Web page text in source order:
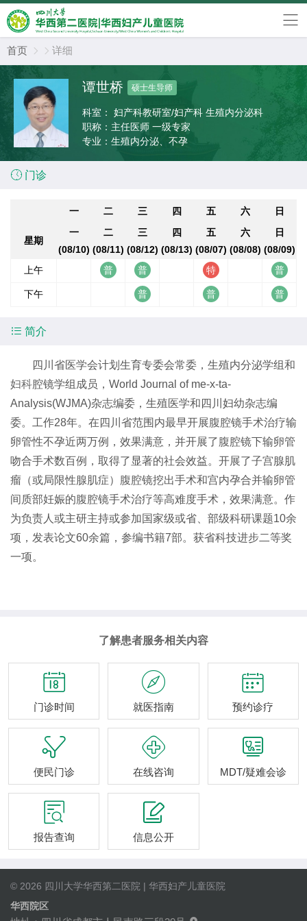
首页   详细
谭世桥 硕士生导师
科室：
妇产科教研室/妇产科 生殖内分泌科
职称： 主任医师 一级专家
专业： 生殖内分泌、不孕
 门诊
一 二 三 四 五 六 日
星期
一
(08/10)
二
(08/11)
三
(08/12)
四
(08/13)
五
(08/07)
六
(08/08)
日
(08/09)
上午
下午
 简介
四川省医学会计划生育专委会常委，生殖内分泌学组和
妇科腔镜学组成员，World Journal of me-x-ta-
Analysis(WJMA)杂志编委，生殖医学和四川妇幼杂志编
委。工作28年。在四川省范围内最早开展腹腔镜手术治疗输
卵管性不孕近两万例，效果满意，并开展了腹腔镜下输卵管
吻合手术数百例，取得了显著的社会效益。开展了子宫腺肌
瘤（或局限性腺肌症）腹腔镜挖出手术和宫内孕合并输卵管
间质部妊娠的腹腔镜手术治疗等高难度手术，效果满意。作
为负责人或主研主持或参加国家级或省、部级科研课题10余
项，发表论文60余篇，参编书籍7部。获省科技进步二等奖
一项。
了解患者服务相关内容

门诊时间

就医指南

预约诊疗

便民门诊

在线咨询

MDT/疑难会诊

报告查询

信息公开
© 2026 四川大学华西第二医院 | 华西妇产儿童医院
华西院区